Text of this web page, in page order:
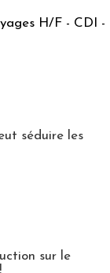
H/F - CDI -
séduire les
sur le